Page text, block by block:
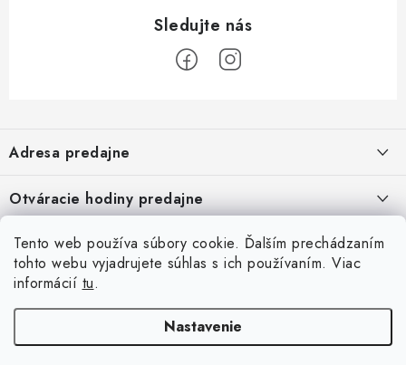
Tento web používa súbory cookie. Ďalším prechádzaním
tohto webu vyjadrujete súhlas s ich používaním. Viac
informácií tu.
Nastavenie
p
ä
t
Adresa predajne
Pekárska 4, 941 31 Dvory nad Žitavou
Pozrite si Google mapu
Pozrieť detail mapy »
Otváracie hodiny predajne
Sobota, Nedeľa: Zatvorené
Informácie pre Vás
Napíšte nám
Obchodné podmienky
Ochrana osobných údajov
Facebook